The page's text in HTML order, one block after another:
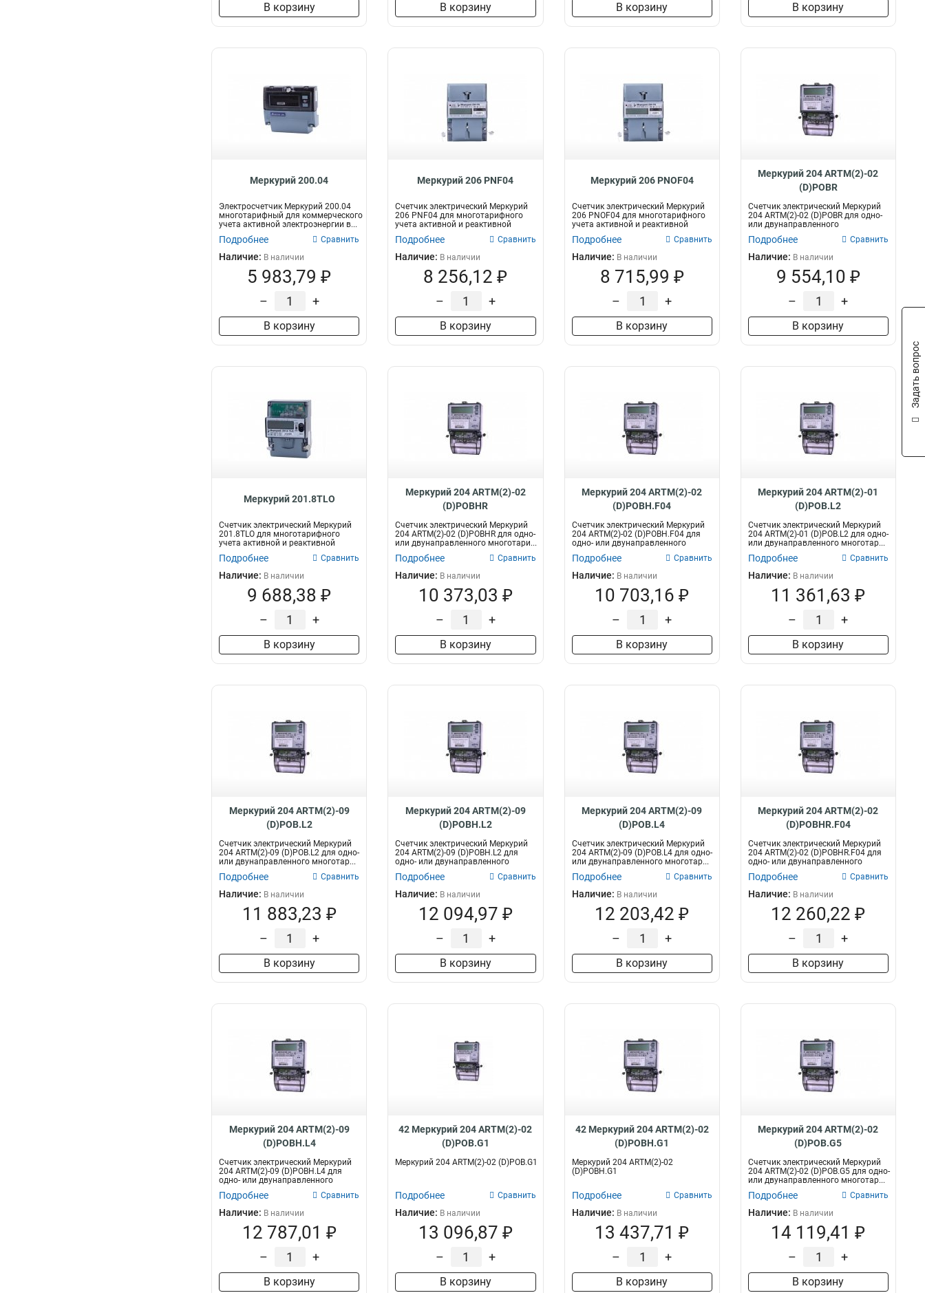
В корзину В корзину В корзину В корзину
Меркурий 200.04
Электросчетчик Меркурий 200.04
многотарифный для коммерческого
учета активной электроэнергии в...
Подробнее Сравнить
Наличие: В наличии
5 983,79 ₽
– +
В корзину
Меркурий 206 PNF04
Счетчик электрический Меркурий
206 PNF04 для многотарифного
учета активной и реактивной
электри...
Подробнее Сравнить
Наличие: В наличии
8 256,12 ₽
– +
В корзину
Меркурий 206 PNOF04
Счетчик электрический Меркурий
206 PNOF04 для многотарифного
учета активной и реактивной
Подробнее Сравнить
Наличие: В наличии
8 715,99 ₽
– +
В корзину
Меркурий 204 ARTM(2)-02
(D)POBR
Счетчик электрический Меркурий
204 ARTM(2)-02 (D)POBR для одно-
или двунаправленного
многотариф...
Подробнее Сравнить
Наличие: В наличии
9 554,10 ₽
– +
В корзину
Меркурий 201.8TLO
Счетчик электрический Меркурий
201.8TLO для многотарифного
учета активной и реактивной
электрич...
Подробнее Сравнить
Наличие: В наличии
9 688,38 ₽
– +
В корзину
Меркурий 204 ARTM(2)-02
(D)POBHR
Счетчик электрический Меркурий
204 ARTM(2)-02 (D)POBHR для одно-
или двунаправленного многотари...
Подробнее Сравнить
Наличие: В наличии
10 373,03 ₽
– +
В корзину
Меркурий 204 ARTM(2)-02
(D)POBH.F04
Счетчик электрический Меркурий
204 ARTM(2)-02 (D)POBH.F04 для
одно- или двунаправленного
многот...
Подробнее Сравнить
Наличие: В наличии
10 703,16 ₽
– +
В корзину
Меркурий 204 ARTM(2)-01
(D)POB.L2
Счетчик электрический Меркурий
204 ARTM(2)-01 (D)POB.L2 для одно-
или двунаправленного многотар...
Подробнее Сравнить
Наличие: В наличии
11 361,63 ₽
– +
В корзину
Меркурий 204 ARTM(2)-09
(D)POB.L2
Счетчик электрический Меркурий
204 ARTM(2)-09 (D)POB.L2 для одно-
или двунаправленного многотар...
Подробнее Сравнить
Наличие: В наличии
11 883,23 ₽
– +
В корзину
Меркурий 204 ARTM(2)-09
(D)POBH.L2
Счетчик электрический Меркурий
204 ARTM(2)-09 (D)POBH.L2 для
одно- или двунаправленного
многота...
Подробнее Сравнить
Наличие: В наличии
12 094,97 ₽
– +
В корзину
Меркурий 204 ARTM(2)-09
(D)POB.L4
Счетчик электрический Меркурий
204 ARTM(2)-09 (D)POB.L4 для одно-
или двунаправленного многотар...
Подробнее Сравнить
Наличие: В наличии
12 203,42 ₽
– +
В корзину
Меркурий 204 ARTM(2)-02
(D)POBHR.F04
Счетчик электрический Меркурий
204 ARTM(2)-02 (D)POBHR.F04 для
одно- или двунаправленного
Подробнее Сравнить
Наличие: В наличии
12 260,22 ₽
– +
В корзину
Меркурий 204 ARTM(2)-09
(D)POBH.L4
Счетчик электрический Меркурий
204 ARTM(2)-09 (D)POBH.L4 для
одно- или двунаправленного
многота...
Подробнее Сравнить
Наличие: В наличии
12 787,01 ₽
– +
В корзину
42 Меркурий 204 ARTM(2)-02
(D)POB.G1
Меркурий 204 ARTM(2)-02 (D)POB.G1
Подробнее Сравнить
Наличие: В наличии
13 096,87 ₽
– +
В корзину
42 Меркурий 204 ARTM(2)-02
(D)POBH.G1
Меркурий 204 ARTM(2)-02
(D)POBH.G1
Подробнее Сравнить
Наличие: В наличии
13 437,71 ₽
– +
В корзину
Меркурий 204 ARTM(2)-02
(D)POB.G5
Счетчик электрический Меркурий
204 ARTM(2)-02 (D)POB.G5 для одно-
или двунаправленного многотар...
Подробнее Сравнить
Наличие: В наличии
14 119,41 ₽
– +
В корзину
Задать вопрос